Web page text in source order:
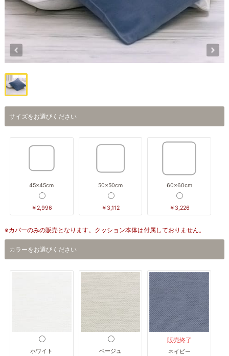
サイズをお選びください
45×45cm
￥2,996
50×50cm
￥3,112
60×60cm
￥3,226
※カバーのみの販売となります。クッション本体は付属しておりません。
カラーをお選びください
ホワイト ベージュ
販売終了
ネイビー